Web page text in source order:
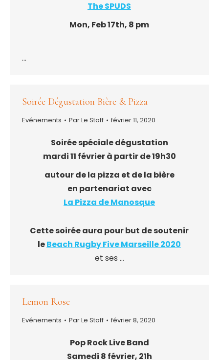
The SPUDS
Mon, Feb 17th, 8 pm
…
Soirée Dégustation Bière & Pizza
Evénements ParLe Staff février 11, 2020
Soirée spéciale dégustation
mardi 11 février à partir de 19h30
autour de la pizza et de la bière
en partenariat avec
La Pizza de Manosque
Cette soirée aura pour but de soutenir
leBeach Rugby Five Marseille 2020
et ses …
Lemon Rose
Evénements ParLe Staff février 8, 2020
Pop Rock Live Band
Samedi 8 février, 21h